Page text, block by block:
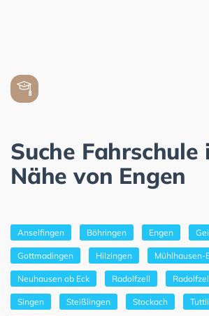
Suche Fahrschule
Nähe von Engen
Anselfingen Böhringen Engen
Gottmadingen Hilzingen Mühlhausen-
Neuhausen ob Eck Radolfzell
Singen Steißlingen Stockach